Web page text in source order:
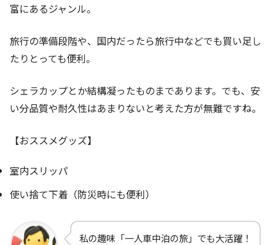
富にあるジャンル。
旅行の準備段階や、国内だったら旅行中などでも買い足し
たりとっても便利。
シェラカップとか結構凝ったものまであります。でも、安
い分品質や耐久性はあまりないと考えた方が無難ですね。
【おススメグッズ】
室内スリッパ
使い捨て下着（防災時にも便利）
私の趣味「一人車中泊の旅」でも大活躍！